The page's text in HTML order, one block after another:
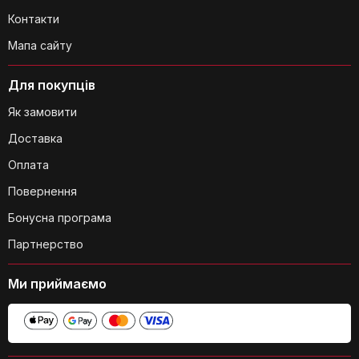
Яка максимальна вага, яку може
витримати цей рюкзак?
Чи є ремінь для носіння на стегнах?
Для покупців
Як замовити
Доставка
Оплата
Повернення
Бонусна програма
Партнерство
Контакти
Мапа сайту
Ми приймаємо